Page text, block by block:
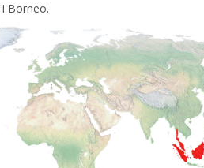
Borneo.